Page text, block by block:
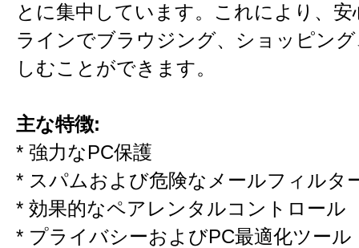
とに集中しています。これにより、
ラインでブラウジング、ショッピン
しむことができます。
主な特徴:
* 強力なPC保護
* スパムおよび危険なメールフィルタ
* 効果的なペアレンタルコントロール
* プライバシーおよびPC最適化ツール